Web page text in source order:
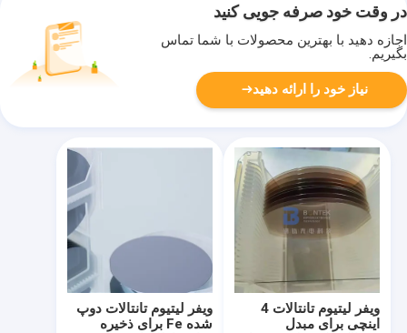
در وقت خود صرفه جویی کنید
اجازه دهید با بهترین محصولات با شما تماس
بگیریم.
نیاز خود را ارائه دهید
ویفر لیتیوم تانتالات دوپ
شده Fe برای ذخیره
ویفر لیتیوم تانتالات 4
اینچی برای مبدل